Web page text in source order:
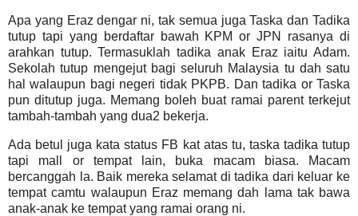
Apa yang Eraz dengar ni, tak semua juga Taska dan Tadika
tutup tapi yang berdaftar bawah KPM or JPN rasanya di
arahkan tutup. Termasuklah tadika anak Eraz iaitu Adam.
Sekolah tutup mengejut bagi seluruh Malaysia tu dah satu
hal walaupun bagi negeri tidak PKPB. Dan tadika or Taska
pun ditutup juga. Memang boleh buat ramai parent terkejut
tambah-tambah yang dua2 bekerja.
Ada betul juga kata status FB kat atas tu, taska tadika tutup
tapi mall or tempat lain, buka macam biasa. Macam
bercanggah la. Baik mereka selamat di tadika dari keluar ke
tempat camtu walaupun Eraz memang dah lama tak bawa
anak-anak ke tempat yang ramai orang ni.